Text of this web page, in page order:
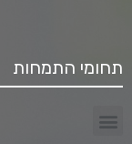
תחומי התמחות